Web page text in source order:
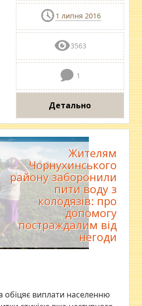
1 липня 2016
3563
1
Детально
Жителям
Чорнухинського
району заборонили
пити воду з
колодязів: про
допомогу
постраждалим від
негоди
обіцяє виплати населенню